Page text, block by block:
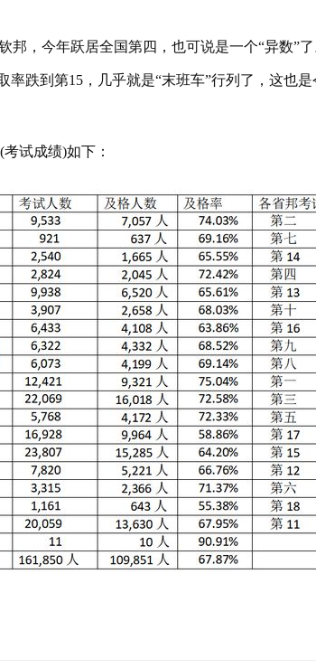
邦，今年跃居全国第四，也可说是一个“异数”
率跌到第15，几乎就是“末班车”行列了，这也
试成绩)如下：